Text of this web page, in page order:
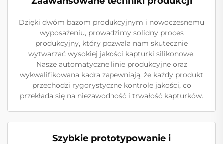
Dzięki dwóm bazom produkcyjnym i nowoczesnemu
wyposażeniu, prowadzimy solidny proces
produkcyjny, który pozwala nam skutecznie
wytwarzać wysokiej jakości kapturki silikonowe.
Nasze automatyczne linie produkcyjne oraz
wykwalifikowana kadra zapewniają, że każdy produkt
przechodzi rygorystyczne kontrole jakości, co
przekłada się na niezawodność i trwałość kapturków.
Szybkie prototypowanie i